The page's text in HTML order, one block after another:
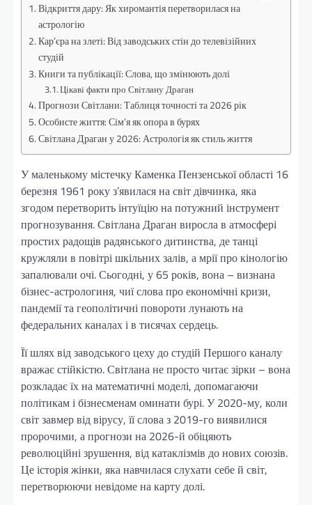
Відкриття дару: Як хиромантія перетворилася на
астрологію
Кар’єра на злеті: Від заводських стін до телевізійних
студій
Книги та публікації: Слова, що змінюють долі
Цікаві факти про Світлану Драган
Прогнози Світлани: Таблиця точності та 2026 рік
Особисте життя: Сім’я як опора в бурях
Світлана Драган у 2026: Астрологія як стиль життя
У маленькому містечку Каменка Пензенської області 16
березня 1961 року з’явилася на світ дівчинка, яка
згодом перетворить інтуїцію на потужний інструмент
прогнозування. Світлана Драган виросла в атмосфері
простих радощів радянського дитинства, де танці
кружляли в повітрі шкільних залів, а мрії про кінологію
запалювали очі. Сьогодні, у 65 років, вона – визнана
бізнес-астрологиня, чиї слова про економічні кризи,
пандемії та геополітичні повороти лунають на
федеральних каналах і в тисячах сердець.
Її шлях від заводського цеху до студій Першого каналу
вражає стійкістю. Світлана не просто читає зірки – вона
розкладає їх на математичні моделі, допомагаючи
політикам і бізнесменам оминати бурі. У 2020-му, коли
світ завмер від вірусу, її слова з 2019-го виявилися
пророчими, а прогнози на 2026-й обіцяють
революційні зрушення, від катаклізмів до нових союзів.
Це історія жінки, яка навчилася слухати себе й світ,
перетворюючи невідоме на карту долі.